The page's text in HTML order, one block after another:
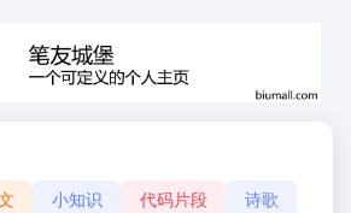
小知识 代码片段
诗歌